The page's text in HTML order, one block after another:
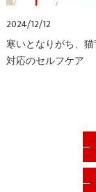
2024/12/12
寒いとなりがち、
対応のセルフケア